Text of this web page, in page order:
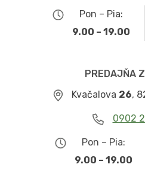
Pon – Pia:
9.00 – 19.00
PREDAJŇA
Kvačalova 26,
0902
Pon – Pia:
9.00 – 19.00